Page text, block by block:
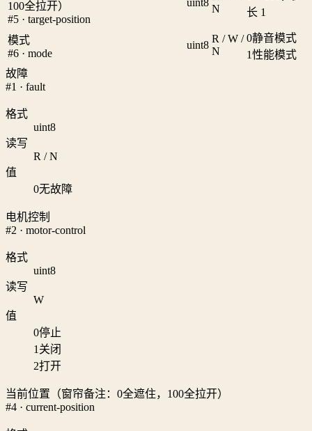
100全拉开）
#5 · target-position
N
长 1
模式
#6 · mode
uint8
R / W /
N
0静音模式
1性能模式
故障
#1 · fault
格式
uint8
读写
R / N
值
0无故障
电机控制
#2 · motor-control
格式
uint8
读写
W
值
0停止
1 关闭
2打开
当前位置（窗帘备注：0全遮住，100全拉开）
#4 · current-position